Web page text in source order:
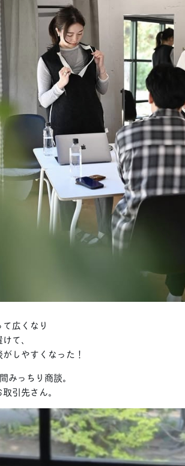
広くなり
て、
しやすくなった！
みっちり商談。
引先さん。